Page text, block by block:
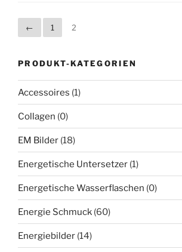
← 1 2
PRODUKT-KATEGORIEN
Accessoires (1)
Collagen (0)
EM Bilder (18)
Energetische Untersetzer (1)
Energetische Wasserflaschen (0)
Energie Schmuck (60)
Energiebilder (14)